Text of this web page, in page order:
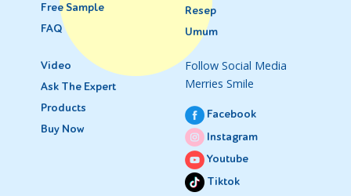
Free Sample
FAQ
Resep
Umum
Video
Ask The Expert
Products
Buy Now
Follow Social Media
Merries Smile
Facebook
Instagram
Youtube
Tiktok